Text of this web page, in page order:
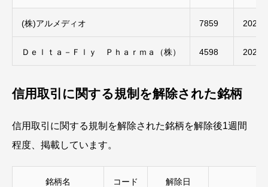
(株)アルメディオ 7859 2023/
Ｄｅｌｔａ－Ｆｌｙ Ｐｈａｒｍａ（株） 4598 2023/
信用取引に関する規制を解除された銘柄
信用取引に関する規制を解除された銘柄を解除後1週間
程度、掲載しています。
銘柄名 コード 解除日